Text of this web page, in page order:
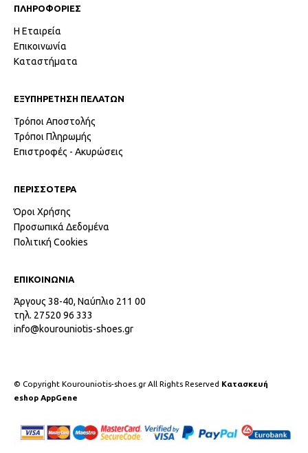
ΠΛΗΡΟΦΟΡΙΕΣ
Η Εταιρεία
Επικοινωνία
Καταστήματα
ΕΞΥΠΗΡΕΤΗΣΗ ΠΕΛΑΤΩΝ
Τρόποι Αποστολής
Τρόποι Πληρωμής
Επιστροφές - Ακυρώσεις
ΠΕΡΙΣΣΟΤΕΡΑ
Όροι Χρήσης
Προσωπικά Δεδομένα
Πολιτική Cookies
ΕΠΙΚΟΙΝΩΝΙΑ
Άργους 38-40, Ναύπλιο 211 00
τηλ. 27520 96 333
info@kourouniotis-shoes.gr
© Copyright Kourouniotis-shoes.gr All Rights Reserved Κατασκευή
eshop AppGene